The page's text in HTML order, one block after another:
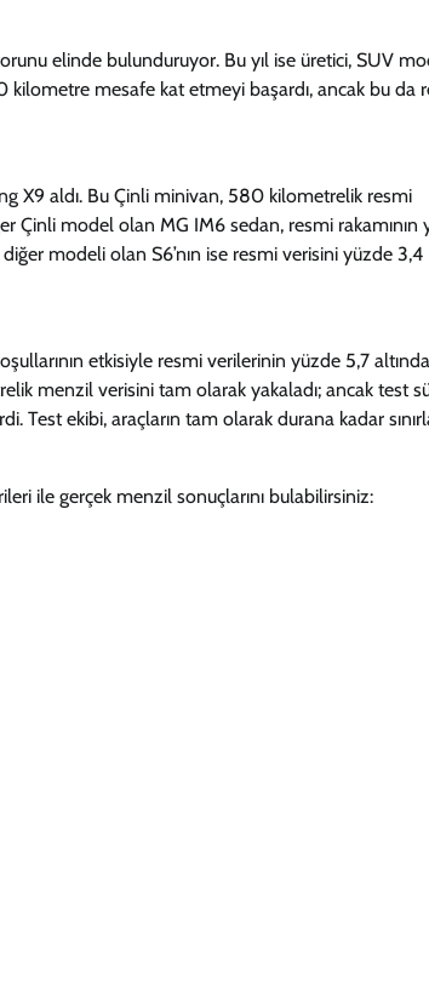
elinde bulunduruyor. Bu yıl ise üretici, SUV
kilometre mesafe kat etmeyi başardı, ancak bu da
X9 aldı. Bu Çinli minivan, 580 kilometrelik resmi
Çinli model olan MG IM6 sedan, resmi rakamının
modeli olan S6’nın ise resmi verisini yüzde 3,4
etkisiyle resmi verilerinin yüzde 5,7
menzil verisini tam olarak yakaladı; ancak test
Test ekibi, araçların tam olarak durana kadar
ile gerçek menzil sonuçlarını bulabilirsiniz: